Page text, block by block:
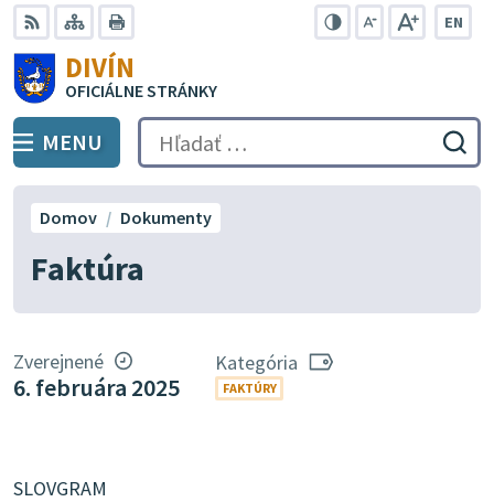
Preskočiť
na
obsah
RSS Mapa
EN
DIVÍN
OFICIÁLNE STRÁNKY
PREPNÚŤ
MENU Hľadať:
Faktúra
Domov Dokumenty
Zverejnené
6. februára 2025
Kategória
FAKTÚRY
SLOVGRAM